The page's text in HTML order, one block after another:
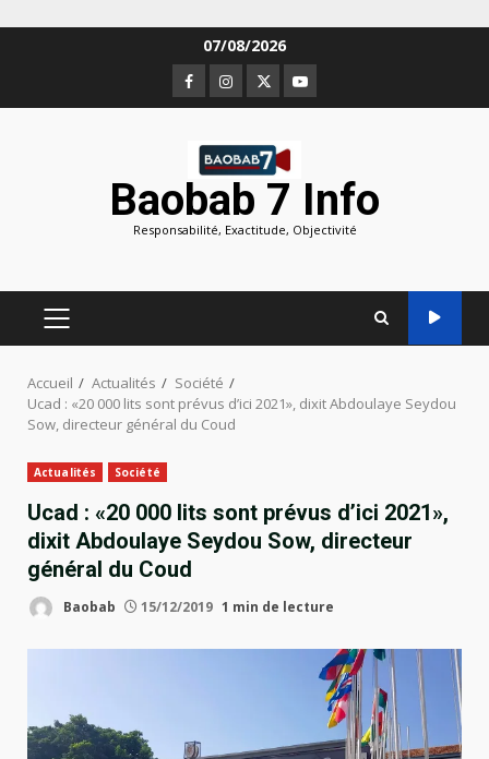
07/08/2026
Facebook
Instagram
TwitterYoutube
Baobab 7 Info
Responsabilité, Exactitude, Objectivité
MENU
PRINCIPAL
Accueil Actualités
Société
Ucad : «20 000 lits sont prévus d’ici 2021», dixit Abdoulaye Seydou
Sow, directeur général du Coud
Actualités Société
Ucad : «20 000 lits sont prévus d’ici 2021»,
dixit Abdoulaye Seydou Sow, directeur
général du Coud
Baobab 15/12/2019 1 min de lecture